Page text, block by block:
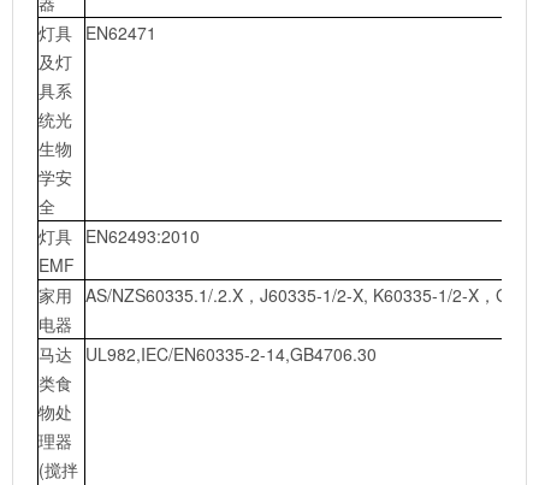
灯具
及灯
具系
统光
生物
学安
全
EN62471
灯具
EMF
EN62493:2010
家用
电器
AS/NZS60335.1/.2.X，J60335-1/2-X, K60335-1/2-X，
马达
类食
物处
理器
(搅拌
UL982,IEC/EN60335-2-14,GB4706.30